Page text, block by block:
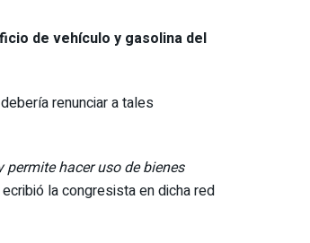
de vehículo y gasolina del
renunciar a tales
hacer uso de bienes
ecribió la congresista en dicha red